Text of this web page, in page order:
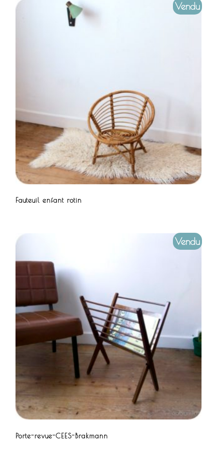
Vendu
Fauteuil enfant rotin
Vendu
Porte-revue-CEES-Brakmann